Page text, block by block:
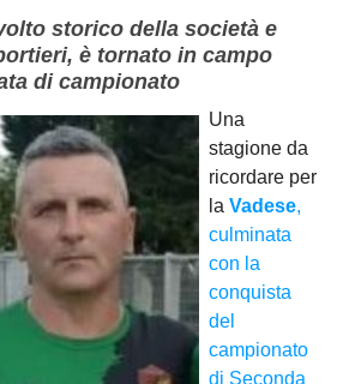
storico della società e
è tornato in campo
di campionato
Una
stagione da
ricordare per
la Vadese,
culminata
con la
conquista
del
campionato
di Seconda